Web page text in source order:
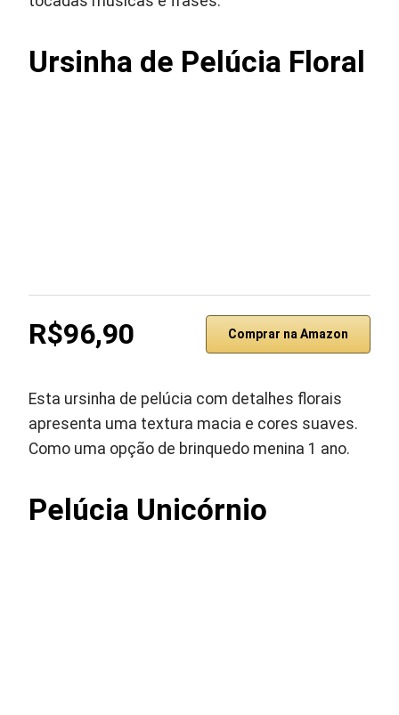
Ursinha de Pelúcia Floral
R$96,90 Comprar na Amazon
Esta ursinha de pelúcia com detalhes florais
apresenta uma textura macia e cores suaves.
Como uma opção de brinquedo menina 1 ano.
Pelúcia Unicórnio